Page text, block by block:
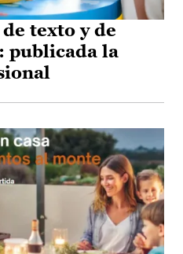
texto y de
publicada la